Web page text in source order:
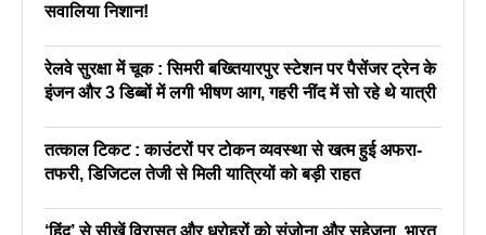
सवालिया निशान!
रेलवे सुरक्षा में चूक : सिमरी बख्तियारपुर स्टेशन पर पैसेंजर ट्रेन के
इंजन और 3 डिब्बों में लगी भीषण आग, गहरी नींद में सो रहे थे यात्री
तत्काल टिकट : काउंटरों पर टोकन व्यवस्था से खत्म हुई अफरा-
तफरी, डिजिटल तेजी से मिली यात्रियों को बड़ी राहत
‘हिंदू’ से सीखें विरासत और धरोहरों को संजोना और सहेजना, भारत